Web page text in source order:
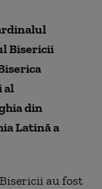
Bisericii
al
din
Latină a
au fost